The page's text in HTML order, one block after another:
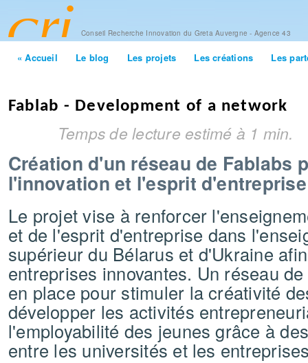
Conseil Recherche Innovation du Greta Auvergne - Agence 43
« Accueil Le blog Les projets Les créations Les
Fablab - Development of a network
Temps de lecture estimé à 1 min.
Création d'un réseau de Fablabs
l'innovation et l'esprit d'entreprise
Le projet vise à renforcer
et de l'esprit d'entreprise dans
supérieur du Bélarus et d'Ukraine
entreprises innovantes. Un réseau
en place pour stimuler la créativité
développer les activités
l'employabilité des jeunes grâce à
entre les universités et les